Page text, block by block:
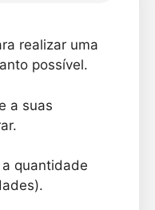
realizar uma
possível.
a suas
quantidade